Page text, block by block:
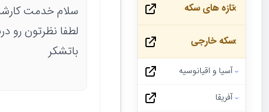
سلام خدمت
لطفا نظرتون رو
باتشکر
تازه های سکه
سکه خارجی
آسیا و اقیانوسیه
آفریقا